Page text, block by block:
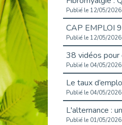
Publié le 12/05/2026
Publié le 12/05/2026
Publié le 04/05/2026
Publié le 04/05/2026
Publié le 01/05/2026